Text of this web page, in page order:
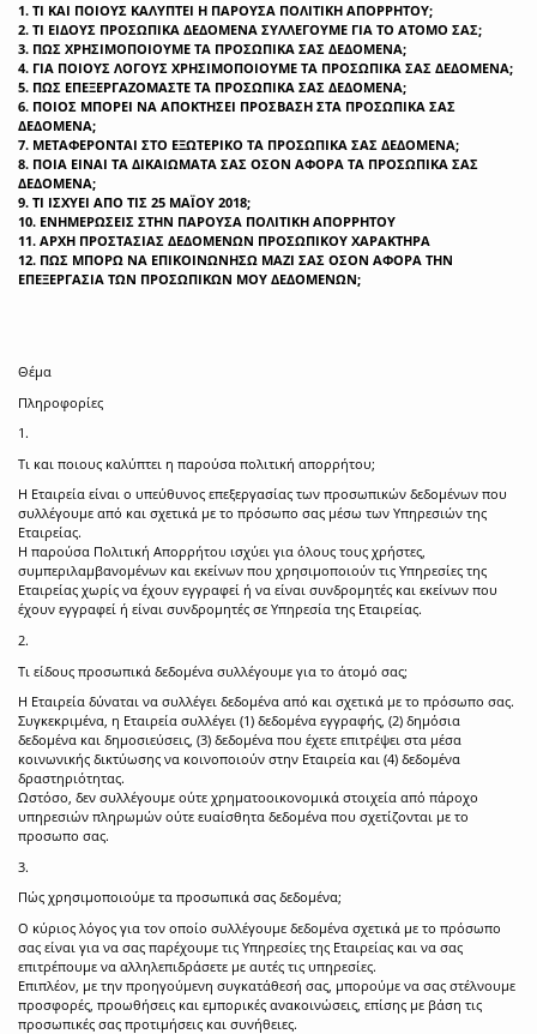
1. ΤΙ ΚΑΙ ΠΟΙΟΥΣ ΚΑΛΥΠΤΕΙ Η ΠΑΡΟΥΣΑ ΠΟΛΙΤΙΚΗ ΑΠΟΡΡΗΤΟΥ;
2. ΤΙ ΕΙΔΟΥΣ ΠΡΟΣΩΠΙΚΑ ΔΕΔΟΜΕΝΑ ΣΥΛΛΕΓΟΥΜΕ ΓΙΑ ΤΟ ΑΤΟΜΟ ΣΑΣ;
3. ΠΩΣ ΧΡΗΣΙΜΟΠΟΙΟΥΜΕ ΤΑ ΠΡΟΣΩΠΙΚΑ ΣΑΣ ΔΕΔΟΜΕΝΑ;
4. ΓΙΑ ΠΟΙΟΥΣ ΛΟΓΟΥΣ ΧΡΗΣΙΜΟΠΟΙΟΥΜΕ ΤΑ ΠΡΟΣΩΠΙΚΑ ΣΑΣ ΔΕΔΟΜΕΝΑ;
5. ΠΩΣ ΕΠΕΞΕΡΓΑΖΟΜΑΣΤΕ ΤΑ ΠΡΟΣΩΠΙΚΑ ΣΑΣ ΔΕΔΟΜΕΝΑ;
6. ΠΟΙΟΣ ΜΠΟΡΕΙ ΝΑ ΑΠΟΚΤΗΣΕΙ ΠΡΟΣΒΑΣΗ ΣΤΑ ΠΡΟΣΩΠΙΚΑ ΣΑΣ
ΔΕΔΟΜΕΝΑ;
7. ΜΕΤΑΦΕΡΟΝΤΑΙ ΣΤΟ ΕΞΩΤΕΡΙΚΟ ΤΑ ΠΡΟΣΩΠΙΚΑ ΣΑΣ ΔΕΔΟΜΕΝΑ;
8. ΠΟΙΑ ΕΙΝΑΙ ΤΑ ΔΙΚΑΙΩΜΑΤΑ ΣΑΣ ΟΣΟΝ ΑΦΟΡΑ ΤΑ ΠΡΟΣΩΠΙΚΑ ΣΑΣ
ΔΕΔΟΜΕΝΑ;
9. ΤΙ ΙΣΧΥΕΙ ΑΠΟ ΤΙΣ 25 ΜΑΪΟΥ 2018;
10. ΕΝΗΜΕΡΩΣΕΙΣ ΣΤΗΝ ΠΑΡΟΥΣΑ ΠΟΛΙΤΙΚΗ ΑΠΟΡΡΗΤΟΥ
11. ΑΡΧΗ ΠΡΟΣΤΑΣΙΑΣ ΔΕΔΟΜΕΝΩΝ ΠΡΟΣΩΠΙΚΟΥ ΧΑΡΑΚΤΗΡΑ
12. ΠΩΣ ΜΠΟΡΩ ΝΑ ΕΠΙΚΟΙΝΩΝΗΣΩ ΜΑΖΙ ΣΑΣ ΟΣΟΝ ΑΦΟΡΑ ΤΗΝ
ΕΠΕΞΕΡΓΑΣΙΑ ΤΩΝ ΠΡΟΣΩΠΙΚΩΝ ΜΟΥ ΔΕΔΟΜΕΝΩΝ;
Θέμα
Πληροφορίες
1.
Τι και ποιους καλύπτει η παρούσα πολιτική απορρήτου;
Η Εταιρεία είναι ο υπεύθυνος επεξεργασίας των προσωπικών δεδομένων που
συλλέγουμε από και σχετικά με το πρόσωπο σας μέσω των Υπηρεσιών της
Εταιρείας.
Η παρούσα Πολιτική Απορρήτου ισχύει για όλους τους χρήστες,
συμπεριλαμβανομένων και εκείνων που χρησιμοποιούν τις Υπηρεσίες της
Εταιρείας χωρίς να έχουν εγγραφεί ή να είναι συνδρομητές και εκείνων που
έχουν εγγραφεί ή είναι συνδρομητές σε Υπηρεσία της Εταιρείας.
2.
Τι είδους προσωπικά δεδομένα συλλέγουμε για το άτομό σας;
Η Εταιρεία δύναται να συλλέγει δεδομένα από και σχετικά με το πρόσωπο σας.
Συγκεκριμένα, η Εταιρεία συλλέγει (1) δεδομένα εγγραφής, (2) δημόσια
δεδομένα και δημοσιεύσεις, (3) δεδομένα που έχετε επιτρέψει στα μέσα
κοινωνικής δικτύωσης να κοινοποιούν στην Εταιρεία και (4) δεδομένα
δραστηριότητας.
Ωστόσο, δεν συλλέγουμε ούτε χρηματοοικονομικά στοιχεία από πάροχο
υπηρεσιών πληρωμών ούτε ευαίσθητα δεδομένα που σχετίζονται με το
προσωπο σας.
3.
Πώς χρησιμοποιούμε τα προσωπικά σας δεδομένα;
Ο κύριος λόγος για τον οποίο συλλέγουμε δεδομένα σχετικά με το πρόσωπο
σας είναι για να σας παρέχουμε τις Υπηρεσίες της Εταιρείας και να σας
επιτρέπουμε να αλληλεπιδράσετε με αυτές τις υπηρεσίες.
Επιπλέον, με την προηγούμενη συγκατάθεσή σας, μπορούμε να σας στέλνουμε
προσφορές, προωθήσεις και εμπορικές ανακοινώσεις, επίσης με βάση τις
προσωπικές σας προτιμήσεις και συνήθειες.